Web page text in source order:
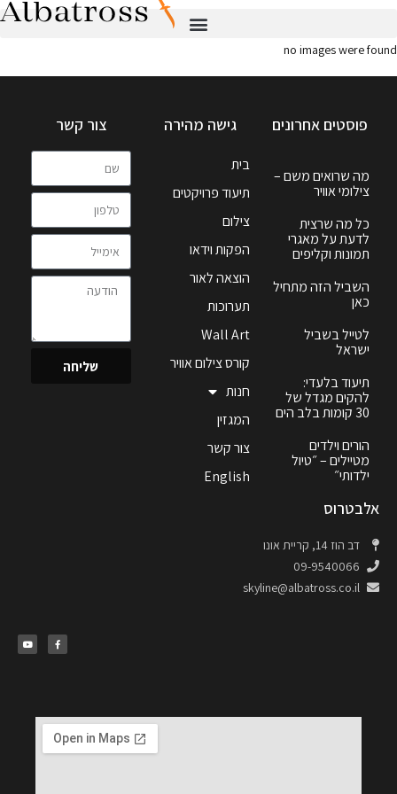
no images were found
פוסטים אחרונים
מה שרואים משם –
צילומי אוויר
כל מה שרצית
לדעת על מאגרי
תמונות וקליפים
השביל הזה מתחיל
כאן
לטייל בשביל
ישראל
תיעוד בלעדי:
להקים מגדל של
30 קומות בלב הים
הורים וילדים
מטיילים – ״טיול
ילדותי״
גישה מהירה
בית
תיעוד פרויקטים
צילום
הפקות וידאו
הוצאה לאור
תערוכות
Wall Art
קורס צילום אוויר
חנות
המגזין
צור קשר
English
צור קשר
שליחה
אלבטרוס
דב הוז 14, קריית אונו
09-9540066
skyline@albatross.co.il